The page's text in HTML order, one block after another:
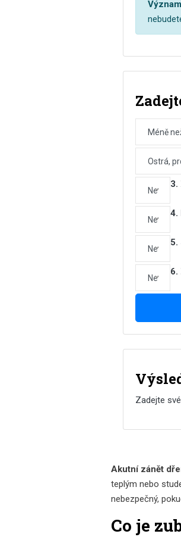
Méně
Ostrá,
3.
Ne
4.
Ne
5.
Ne
6.
Ne
Zadejte
Akutní zánět
teplým nebo
nebezpečný,
Co je